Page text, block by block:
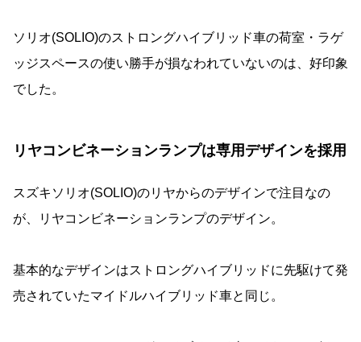
ソリオ(SOLIO)のストロングハイブリッド車の荷室・ラゲ
ッジスペースの使い勝手が損なわれていないのは、好印象
でした。
リヤコンビネーションランプは専用デザインを採用
スズキソリオ(SOLIO)のリヤからのデザインで注目なの
が、リヤコンビネーションランプのデザイン。
基本的なデザインはストロングハイブリッドに先駆けて発
売されていたマイドルハイブリッド車と同じ。